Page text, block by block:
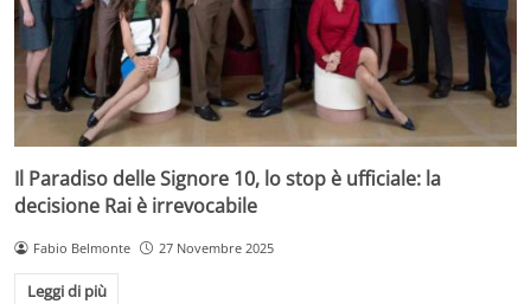
Il Paradiso delle Signore 10, lo stop è ufficiale: la
decisione Rai è irrevocabile
Fabio Belmonte 27 Novembre 2025
Leggi di più